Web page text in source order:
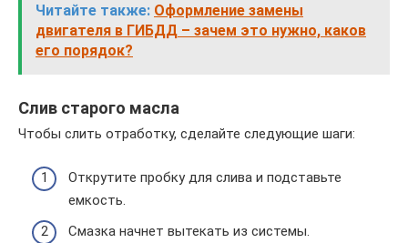
Читайте также: Оформление замены
двигателя в ГИБДД – зачем это нужно, каков
его порядок?
Слив старого масла
Чтобы слить отработку, сделайте следующие шаги:
Открутите пробку для слива и подставьте
емкость.
Смазка начнет вытекать из системы.